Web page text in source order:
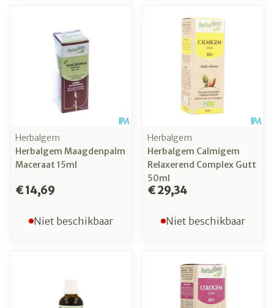
Herbalgem
Herbalgem Maagdenpalm
Maceraat 15ml
€ 14,69
Niet beschikbaar
Herbalgem
Herbalgem Calmigem
Relaxerend Complex Gutt
50ml
€ 29,34
Niet beschikbaar